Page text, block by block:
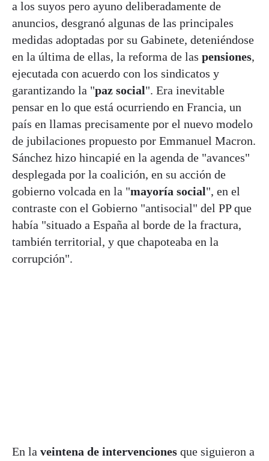
a los suyos pero ayuno deliberadamente de
anuncios, desgranó algunas de las principales
medidas adoptadas por su Gabinete, deteniéndose
en la última de ellas, la reforma de las pensiones,
ejecutada con acuerdo con los sindicatos y
garantizando la "paz social". Era inevitable
pensar en lo que está ocurriendo en Francia, un
país en llamas precisamente por el nuevo modelo
de jubilaciones propuesto por Emmanuel Macron.
Sánchez hizo hincapié en la agenda de "avances"
desplegada por la coalición, en su acción de
gobierno volcada en la "mayoría social", en el
contraste con el Gobierno "antisocial" del PP que
había "situado a España al borde de la fractura,
también territorial, y que chapoteaba en la
corrupción".
En la veintena de intervenciones que siguieron a